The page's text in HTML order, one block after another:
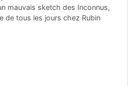
mauvais sketch des Inconnus,
de tous les jours chez Rubin